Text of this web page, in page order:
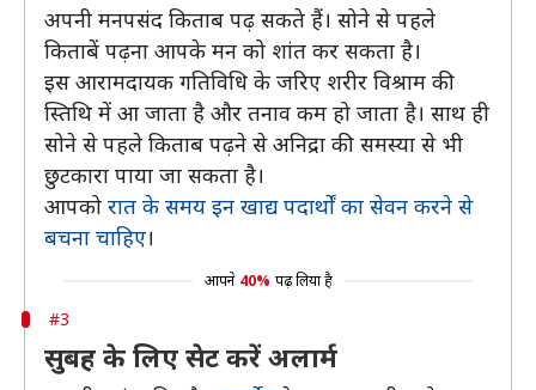
अपनी मनपसंद किताब पढ़ सकते हैं। सोने से पहले
किताबें पढ़ना आपके मन को शांत कर सकता है।
इस आरामदायक गतिविधि के जरिए शरीर विश्राम की
स्तिथि में आ जाता है और तनाव कम हो जाता है। साथ ही
सोने से पहले किताब पढ़ने से अनिद्रा की समस्या से भी
छुटकारा पाया जा सकता है।
आपको रात के समय इन खाद्य पदार्थों का सेवन करने से
बचना चाहिए।
आपने 40% पढ़ लिया है
#3
सुबह के लिए सेट करें अलार्म